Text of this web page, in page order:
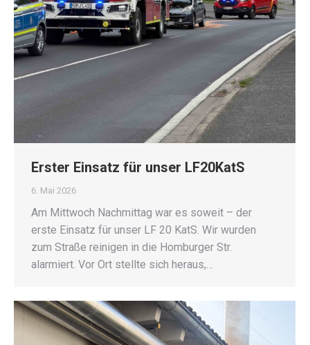
Erster Einsatz für unser LF20KatS
6. Mai 2026
Am Mittwoch Nachmittag war es soweit – der
erste Einsatz für unser LF 20 KatS. Wir wurden
zum Straße reinigen in die Homburger Str.
alarmiert. Vor Ort stellte sich heraus,…